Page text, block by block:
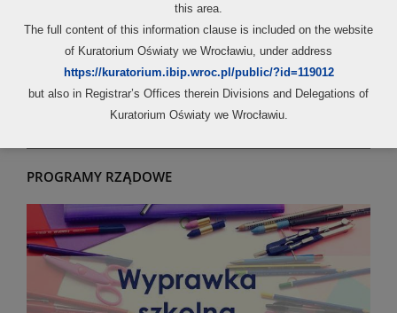
PROGRAMY RZĄDOWE
this area.
The full content of this information clause is included on the website
of Kuratorium Oświaty we Wrocławiu, under address
https://kuratorium.ibip.wroc.pl/public/?id=119012
but also in Registrar’s Offices therein Divisions and Delegations of
Kuratorium Oświaty we Wrocławiu.